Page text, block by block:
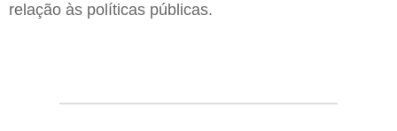
relação às políticas públicas.